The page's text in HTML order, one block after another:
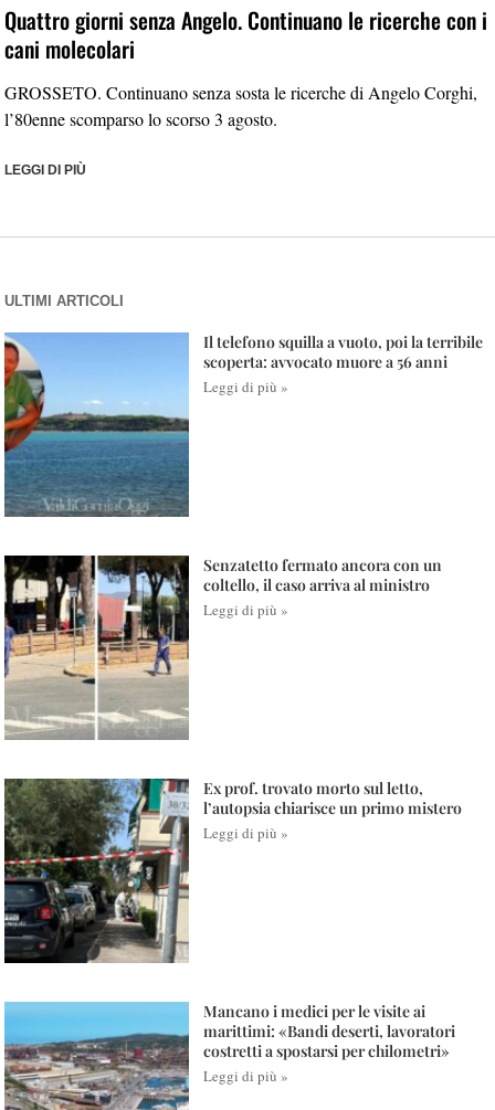
Quattro giorni senza Angelo. Continuano le ricerche con i
cani molecolari
GROSSETO. Continuano senza sosta le ricerche di Angelo Corghi,
l’80enne scomparso lo scorso 3 agosto.
LEGGI DI PIÙ
ULTIMI ARTICOLI
Il telefono squilla a vuoto, poi la terribile
scoperta: avvocato muore a 56 anni
Leggi di più »
Senzatetto fermato ancora con un
coltello, il caso arriva al ministro
Leggi di più »
Ex prof. trovato morto sul letto,
l’autopsia chiarisce un primo mistero
Leggi di più »
Mancano i medici per le visite ai
marittimi: «Bandi deserti, lavoratori
costretti a spostarsi per chilometri»
Leggi di più »